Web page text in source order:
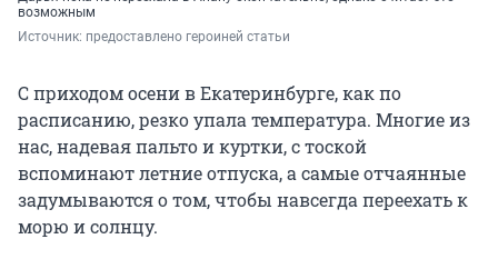
возможным
Источник: предоставлено героиней статьи
С приходом осени в Екатеринбурге, как по
расписанию, резко упала температура. Многие из
нас, надевая пальто и куртки, с тоской
вспоминают летние отпуска, а самые отчаянные
задумываются о том, чтобы навсегда переехать к
морю и солнцу.